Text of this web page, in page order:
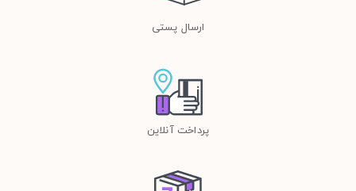
ارسال پستی
پرداخت آنلاین